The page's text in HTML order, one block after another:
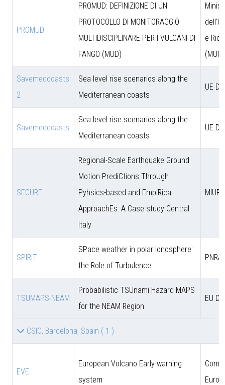
PROMUD
PROMUD: DEFINIZIONE DI UN
PROTOCOLLO DI MONITORAGGIO
MULTIDISCIPLINARE PER I VULCANI DI
FANGO (MUD)
e
(MUR)
Savemedcoasts
2
Sea level rise scenarios along the
Mediterranean coasts
UE
Savemedcoasts
Sea level rise scenarios along the
Mediterranean coasts
UE
SECURE
Regional-Scale Earthquake Ground
Motion PrediCtions ThroUgh
Pyhsics-based and EmpiRical
ApproachEs: A Case study Central
Italy
MIUR
SPIRiT
SPace weather in polar Ionosphere:
the Role of Turbulence
PNRA
TSUMAPS-NEAM
Probabilistic TSUnami Hazard MAPS
for the NEAM Region
EU
CSIC, Barcelona, Spain ( 1 )
EVE
European Volcano Early warning
system